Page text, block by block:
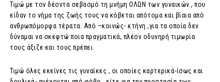
Τιμώ με τον δέοντα σεβασμό τη μνήμη ΟΛΩΝ των γυναικών , που
είδαν το νήμα της ζωής τους να κόβεται απότομα και βίαια από
ανθρωπόμορφα τέρατα. Από –κοινώς- κτήνη ,για τα οποία δεν
δύναμαι να σκεφτώ ποια πραγματικά, πλέον οδυνηρή τιμωρία
τους άξιζε και τους πρέπει.
Τιμώ όλες εκείνες τις γυναίκες , οι οποίες καρτερικά-ίσως και